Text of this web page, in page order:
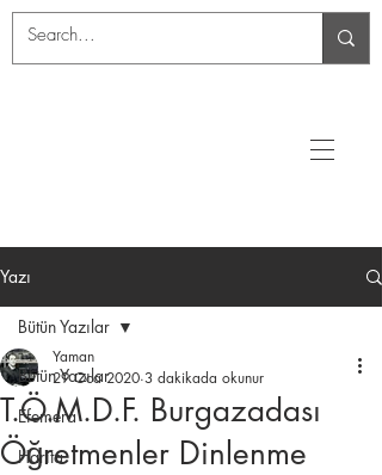
Yazı
Bütün Yazılar
Efemera
Harita
Bütün Yazılar
T.Ö.M.D.F. Burgazadası
Öğretmenler Dinlenme
Yaman
29 Oca 2020 3 dakikada okunur